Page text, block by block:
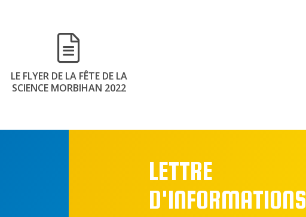
LE FLYER DE LA FÊTE DE LA
SCIENCE MORBIHAN 2022
LETTRE
D'INFORMATIONS